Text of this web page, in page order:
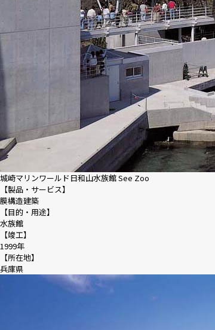
城崎マリンワールド日和山水族館 See Zoo
【製品・サービス】
膜構造建築
【目的・用途】
水族館
【竣工】
1999年
【所在地】
兵庫県